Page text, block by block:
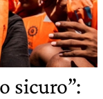
sicuro”: